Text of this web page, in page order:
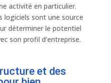
activité en particulier.
logiciels sont une source
déterminer le potentiel
son profil d’entreprise.
et des